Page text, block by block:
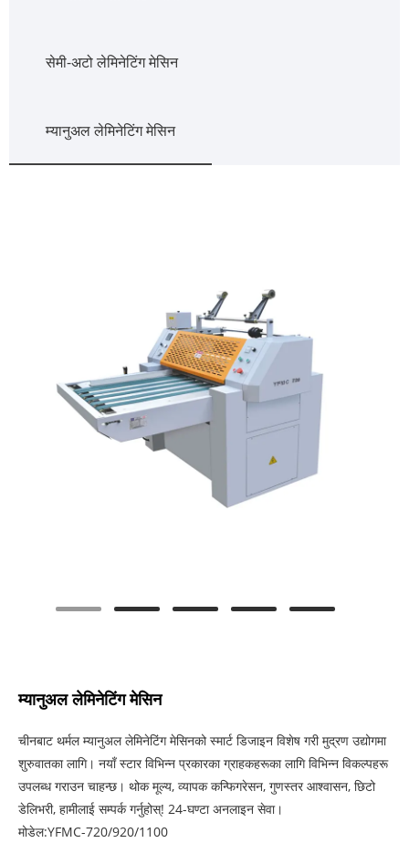
सेमी-अटो लेमिनेटिंग मेसिन
म्यानुअल लेमिनेटिंग मेसिन
म्यानुअल लेमिनेटिंग मेसिन
चीनबाट थर्मल म्यानुअल लेमिनेटिंग मेसिनको स्मार्ट डिजाइन विशेष गरी मुद्रण उद्योगमा
शुरुवातका लागि। नयाँ स्टार विभिन्न प्रकारका ग्राहकहरूका लागि विभिन्न विकल्पहरू
उपलब्ध गराउन चाहन्छ। थोक मूल्य, व्यापक कन्फिगरेसन, गुणस्तर आश्वासन, छिटो
डेलिभरी, हामीलाई सम्पर्क गर्नुहोस्! 24-घण्टा अनलाइन सेवा।
मोडेल:YFMC-720/920/1100